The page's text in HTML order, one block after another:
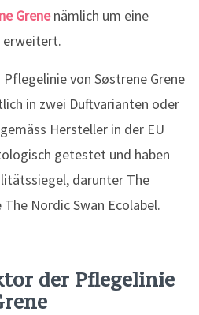
Grenenämlich um eine
erweitert.
von Søstrene Grene
in zwei Duftvarianten oder
Hersteller in der EU
getestet und haben
darunter The
Nordic Swan Ecolabel.
der Pflegelinie